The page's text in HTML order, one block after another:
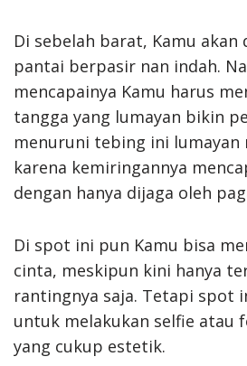
Di sebelah barat, Kamu
pantai berpasir nan indah.
mencapainya Kamu harus
tangga yang lumayan bikin
menuruni tebing ini lumayan
karena kemiringannya
dengan hanya dijaga oleh
Di spot ini pun Kamu bisa
cinta, meskipun kini hanya
rantingnya saja. Tetapi spot
untuk melakukan selfie atau
yang cukup estetik.